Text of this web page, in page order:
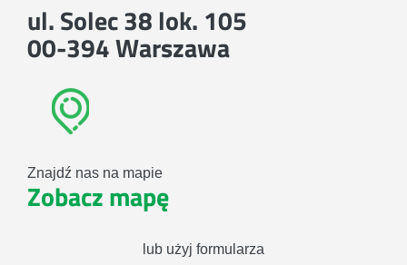
ul. Solec 38 lok. 105
00-394 Warszawa
Znajdź nas na mapie
Zobacz mapę
lub użyj formularza